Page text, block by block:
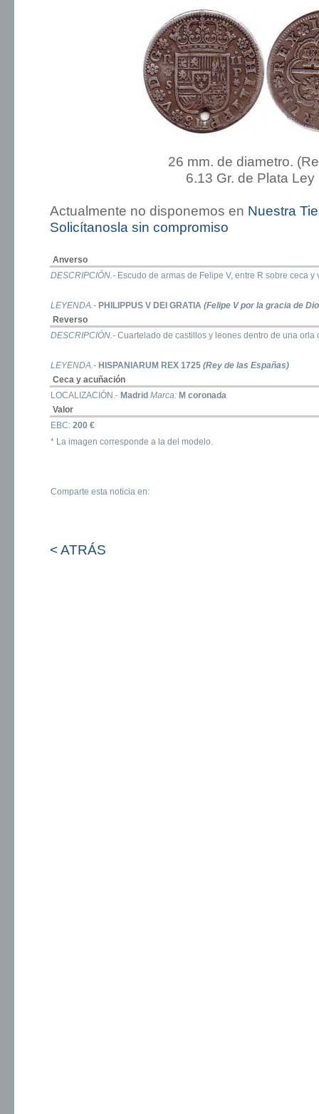
26 mm. de diametro.
6.13 Gr. de Plata Ley
Actualmente no disponemos en Nuestra
Solicítanosla sin compromiso
Anverso
DESCRIPCIÓN.- Escudo de armas de Felipe V, entre R sobre ceca y
LEYENDA.- PHILIPPUS V DEI GRATIA (Felipe V por la gracia de
Reverso
DESCRIPCIÓN.- Cuartelado de castillos y leones dentro de una orla
LEYENDA.- HISPANIARUM REX 1725 (Rey de las Españas)
Ceca y acuñación
LOCALIZACIÓN.- Madrid Marca: M coronada
Valor
EBC: 200 €
* La imagen corresponde a la del modelo.
Comparte esta noticia en:
< ATRÁS